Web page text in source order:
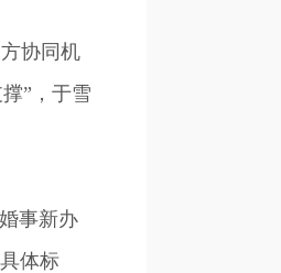
协同机
”，于雪
事新办
体标